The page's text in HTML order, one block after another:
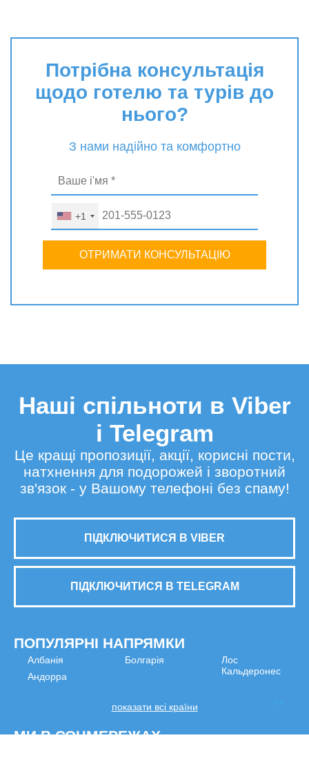
Потрібна консультація
щодо готелю та турів до
нього?
З нами надійно та комфортно
+1
ОТРИМАТИ КОНСУЛЬТАЦІЮ
Наші спільноти в Viber
і Telegram
Це кращі пропозиції, акції, корисні пости,
натхнення для подорожей і зворотний
зв'язок - у Вашому телефоні без спаму!
ПІДКЛЮЧИТИСЯ В VIBER
ПІДКЛЮЧИТИСЯ В TELEGRAM
ПОПУЛЯРНІ НАПРЯМКИ
Албанія
Андорра
Болгарія
Лос
Кальдеронес
показати всі країни
МИ В СОЦМЕРЕЖАХ